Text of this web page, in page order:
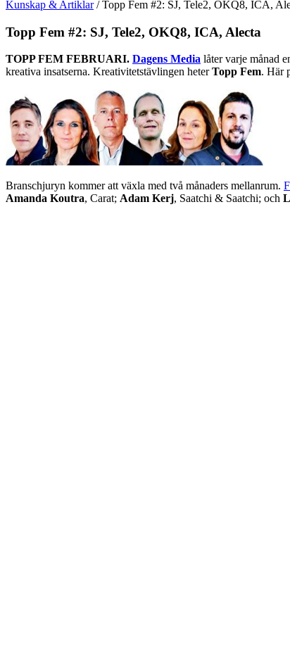
Kunskap & Artiklar/Topp Fem #2: SJ, Tele2, OKQ8, ICA,
Topp Fem #2: SJ, Tele2, OKQ8, ICA, Alecta
TOPP FEM FEBRUARI. Dagens Media låter varje månad
kreativa insatserna. Kreativitetstävlingen heterTopp Fem. Här
Branschjuryn kommer att växla med två månaders mellanrum.
Amanda Koutra, Carat; Adam Kerj, Saatchi & Saatchi; och